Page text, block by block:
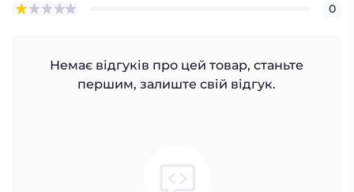
0
Немає відгуків про цей товар, станьте
першим, залиште свій відгук.